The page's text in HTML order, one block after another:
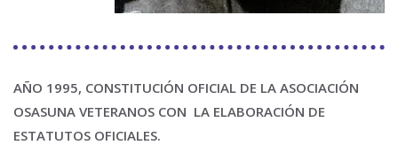
AÑO 1995, CONSTITUCIÓN OFICIAL DE LA ASOCIACIÓN
OSASUNA VETERANOS CON LA ELABORACIÓN DE
ESTATUTOS OFICIALES.